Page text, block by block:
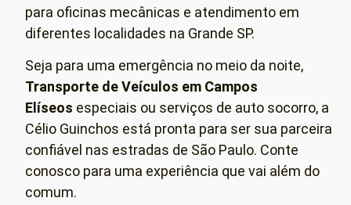
para oficinas mecânicas e atendimento em
diferentes localidades na Grande SP.
Seja para uma emergência no meio da noite,
Transporte de Veículos em Campos
Elíseos especiais ou serviços de auto socorro, a
Célio Guinchos está pronta para ser sua parceira
confiável nas estradas de São Paulo. Conte
conosco para uma experiência que vai além do
comum.